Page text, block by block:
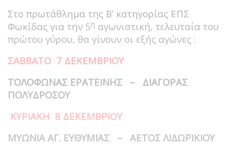
Στο πρωτάθλημα της Β’ κατηγορίας ΕΠΣ
Φωκίδας για την 5η αγωνιστική, τελευταία του
πρώτου γύρου, θα γίνουν οι εξής αγώνες :
ΣΑΒΒΑΤΟ 7 ΔΕΚΕΜΒΡΙΟΥ
ΤΟΛΟΦΩΝΑΣ ΕΡΑΤΕΙΝΗΣ – ΔΙΑΓΟΡΑΣ
ΠΟΛΥΔΡΟΣΟΥ
ΚΥΡΙΑΚΗ 8 ΔΕΚΕΜΒΡΙΟΥ
ΜΥΩΝΙΑ ΑΓ. ΕΥΘΥΜΙΑΣ – ΑΕΤΟΣ ΛΙΔΩΡΙΚΙΟΥ